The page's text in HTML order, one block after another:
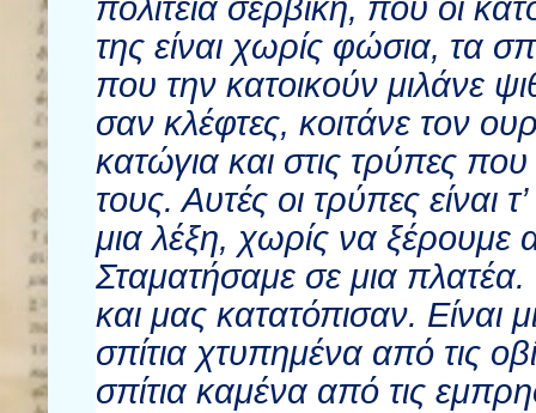
πολιτεία σέρβικη, που οι
της είναι χωρίς φώσια, τα
που την κατοικούν μιλάνε
σαν κλέφτες, κοιτάνε τον
κατώγια και στις τρύπες
τους. Αυτές οι τρύπες
μια λέξη, χωρίς να ξέρουμε
Σταματήσαμε σε μια
και μας κατατόπισαν. Είναι
σπίτια χτυπημένα από τις
σπίτια καμένα από τις